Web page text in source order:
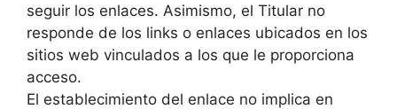
seguir los enlaces. Asimismo, el Titular no
responde de los links o enlaces ubicados en los
sitios web vinculados a los que le proporciona
acceso.
El establecimiento del enlace no implica en